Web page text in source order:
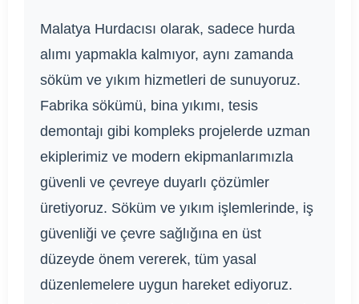
Malatya Hurdacısı olarak, sadece hurda
alımı yapmakla kalmıyor, aynı zamanda
söküm ve yıkım hizmetleri de sunuyoruz.
Fabrika sökümü, bina yıkımı, tesis
demontajı gibi kompleks projelerde uzman
ekiplerimiz ve modern ekipmanlarımızla
güvenli ve çevreye duyarlı çözümler
üretiyoruz. Söküm ve yıkım işlemlerinde, iş
güvenliği ve çevre sağlığına en üst
düzeyde önem vererek, tüm yasal
düzenlemelere uygun hareket ediyoruz.